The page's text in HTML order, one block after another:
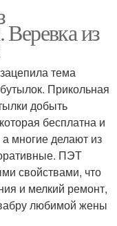
из
тема
Прикольная
добыть
бесплатна и
а многие делают из
ПЭТ
свойствами, что
и мелкий ремонт,
любимой жены